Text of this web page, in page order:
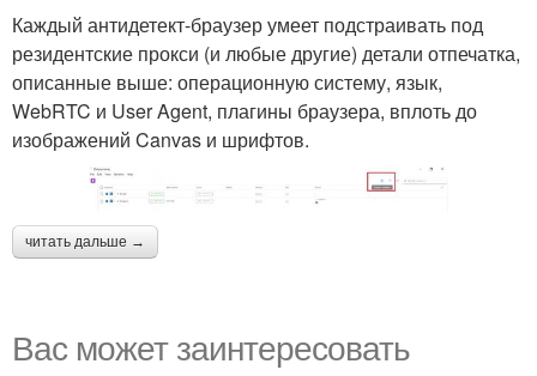
Каждый антидетект-браузер умеет подстраивать под
резидентские прокси (и любые другие) детали отпечатка,
описанные выше: операционную систему, язык,
WebRTC и User Agent, плагины браузера, вплоть до
изображений Canvas и шрифтов.
читать дальше →
Вас может заинтересовать